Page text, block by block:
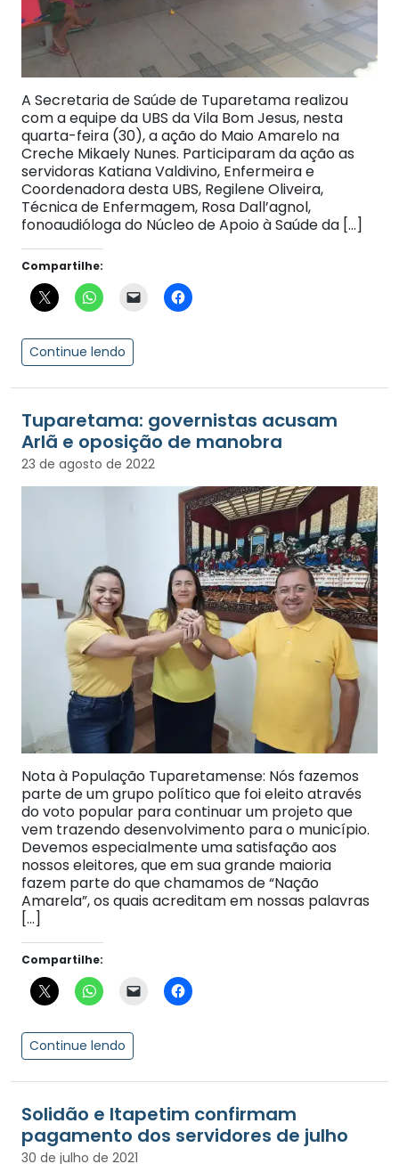
A Secretaria de Saúde de Tuparetama realizou
com a equipe da UBS da Vila Bom Jesus, nesta
quarta-feira (30), a ação do Maio Amarelo na
Creche Mikaely Nunes. Participaram da ação as
servidoras Katiana Valdivino, Enfermeira e
Coordenadora desta UBS, Regilene Oliveira,
Técnica de Enfermagem, Rosa Dall’agnol,
fonoaudióloga do Núcleo de Apoio à Saúde da […]
Compartilhe:
Continue lendo
Tuparetama: governistas acusam
Arlã e oposição de manobra
23 de agosto de 2022
Nota à População Tuparetamense: Nós fazemos
parte de um grupo político que foi eleito através
do voto popular para continuar um projeto que
vem trazendo desenvolvimento para o município.
Devemos especialmente uma satisfação aos
nossos eleitores, que em sua grande maioria
fazem parte do que chamamos de “Nação
Amarela”, os quais acreditam em nossas palavras
[…]
Compartilhe:
Continue lendo
Solidão e Itapetim confirmam
pagamento dos servidores de julho
30 de julho de 2021